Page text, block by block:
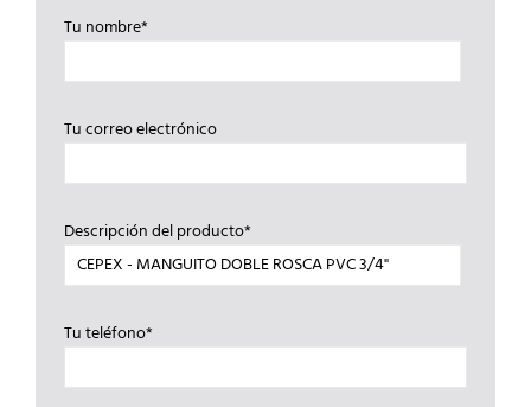
Tu nombre*
Tu correo electrónico
Descripción del producto*
Tu teléfono*